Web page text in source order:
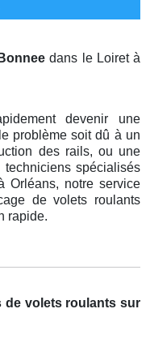
dans le Loiret à
devenir une
problème soit dû à un
des rails, ou une
spécialisés
Orléans, notre service
de volets roulants
rapide.
de volets roulants sur